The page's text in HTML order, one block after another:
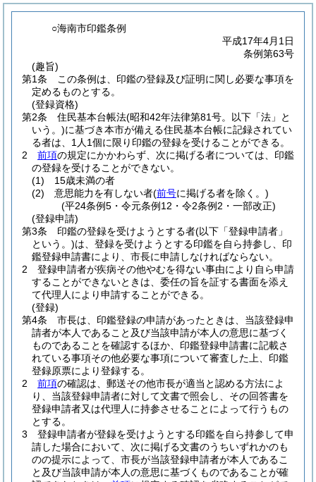
○海南市印鑑条例
平成17年4月1日
条例第63号
(趣旨)
第1条
この条例は、印鑑の登録及び証明に関し必要な事項を
定めるものとする。
(登録資格)
第2条
住民基本台帳法(昭和42年法律第81号。以下「法」と
いう。)に基づき本市が備える住民基本台帳に記録されてい
る者は、1人1個に限り印鑑の登録を受けることができる。
2
前項の規定にかかわらず、次に掲げる者については、印鑑
の登録を受けることができない。
(1)
15歳未満の者
(2)
意思能力を有しない者(前号に掲げる者を除く。)
(平24条例5・令元条例12・令2条例2・一部改正)
(登録申請)
第3条
印鑑の登録を受けようとする者(以下「登録申請者」
という。)は、登録を受けようとする印鑑を自ら持参し、印
鑑登録申請書により、市長に申請しなければならない。
2
登録申請者が疾病その他やむを得ない事由により自ら申請
することができないときは、委任の旨を証する書面を添え
て代理人により申請することができる。
(登録)
第4条
市長は、印鑑登録の申請があったときは、当該登録申
請者が本人であること及び当該申請が本人の意思に基づく
ものであることを確認するほか、印鑑登録申請書に記載さ
れている事項その他必要な事項について審査した上、印鑑
登録原票により登録する。
2
前項の確認は、郵送その他市長が適当と認める方法によ
り、当該登録申請者に対して文書で照会し、その回答書を
登録申請者又は代理人に持参させることによって行うもの
とする。
3
登録申請者が登録を受けようとする印鑑を自ら持参して申
請した場合において、次に掲げる文書のうちいずれかのも
のの提示によって、市長が当該登録申請者が本人であるこ
と及び当該申請が本人の意思に基づくものであることが確